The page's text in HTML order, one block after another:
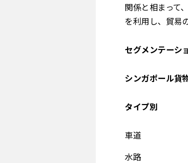
関係と相まって
を利用し、貿易
セグメンテーシ
シンガポール貨
タイプ別
車道
水路